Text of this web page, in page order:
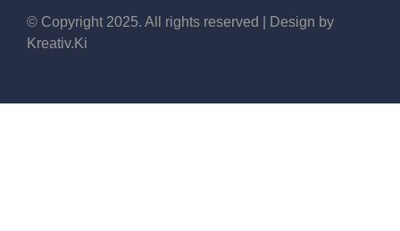
© Copyright 2025. All rights reserved | Design by
Kreativ.Ki